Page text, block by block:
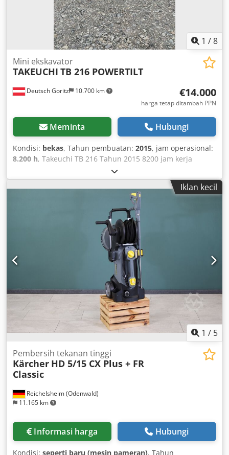
1 /8
Deutsch Goritz 10.700 km
Mini ekskavator
TAKEUCHI TB 216 POWERTILT
€14.000
harga tetap ditambah PPN
Meminta Hubungi
Kondisi: bekas, Tahun pembuatan: 2015, jam operasional:
8.200 h, Takeuchi TB 216 Tahun 2015 8200 jam kerja
Martin Powertilt 3 bucket Hidrolik tambahan di lengan
Crjdpfxoxl Uz Ds Am Rjf Pengiriman memungkinkan
Iklan kecil
1 / 5
Reichelsheim (Odenwald)
11.165 km
Pembersih tekanan tinggi
Kärcher HD 5/15 CX Plus + FR
Classic
Informasi harga Hubungi
Kondisi: seperti baru (mesin pameran), Tahun